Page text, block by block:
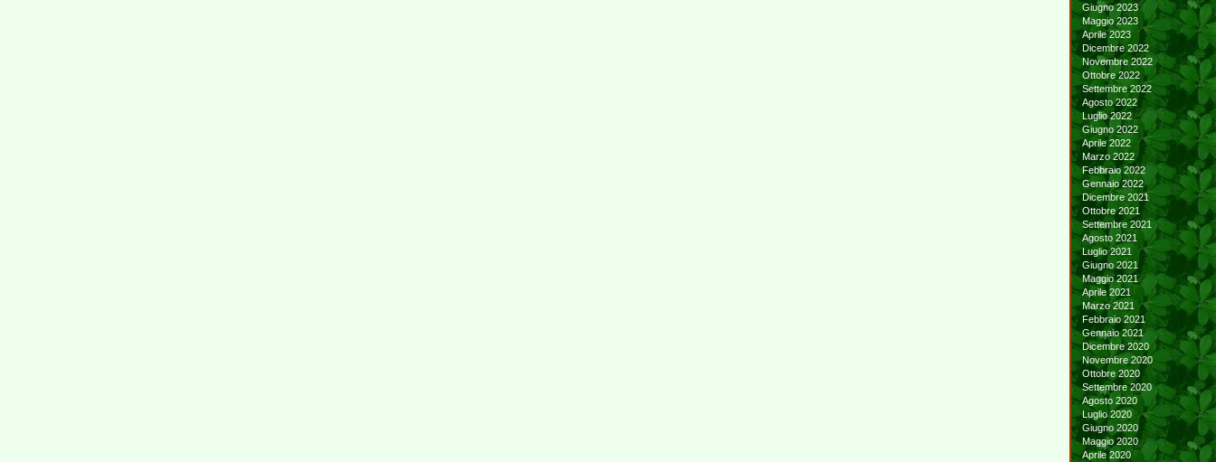
Giugno 2023
Maggio 2023
Aprile 2023
Dicembre 2022
Novembre 2022
Ottobre 2022
Settembre 2022
Agosto 2022
Luglio 2022
Giugno 2022
Aprile 2022
Marzo 2022
Febbraio 2022
Gennaio 2022
Dicembre 2021
Ottobre 2021
Settembre 2021
Agosto 2021
Luglio 2021
Giugno 2021
Maggio 2021
Aprile 2021
Marzo 2021
Febbraio 2021
Gennaio 2021
Dicembre 2020
Novembre 2020
Ottobre 2020
Settembre 2020
Agosto 2020
Luglio 2020
Giugno 2020
Maggio 2020
Aprile 2020